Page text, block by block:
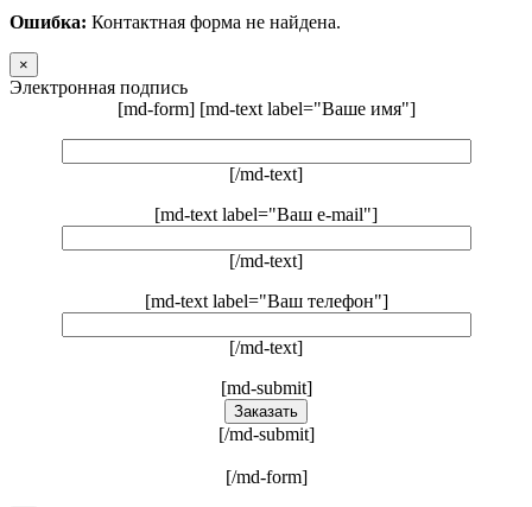
Ошибка: Контактная форма не найдена.
×
Электронная подпись
[md-form] [md-text label="Ваше имя"]
[/md-text]
[md-text label="Ваш e-mail"]
[/md-text]
[md-text label="Ваш телефон"]
[/md-text]
[md-submit]
[/md-submit]
[/md-form]